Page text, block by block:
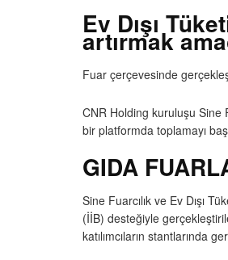
Ev Dışı
artırmak
Fuar çerçevesinde
CNR Holding kuruluşu Sine
bir platformda toplamayı
GIDA
Sine Fuarcılık ve Ev Dışı
(İİB) desteğiyle
katılımcıların stantlarında